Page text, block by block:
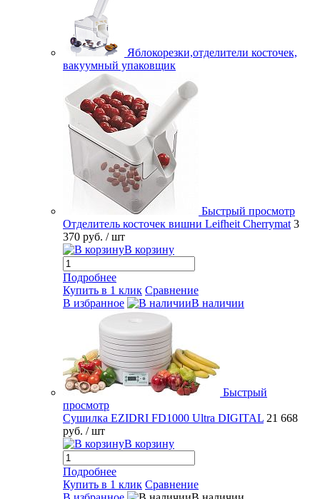
Яблокорезки,отделители косточек,
вакуумный упаковщик
Быстрый просмотр
Отделитель косточек вишни Leifheit Cherrymat 3
370 руб. / шт
В корзину
Подробнее
Купить в 1 клик Сравнение
В избранное
В наличии
Быстрый
просмотр
Сушилка EZIDRI FD1000 Ultra DIGITAL 21 668
руб. / шт
В корзину
Подробнее
Купить в 1 клик Сравнение